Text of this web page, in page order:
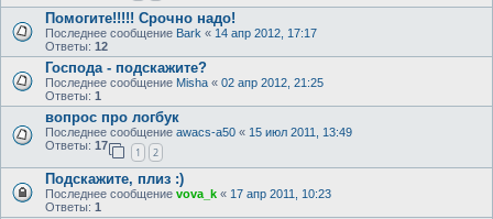
Помогите!!!!! Срочно надо!
Последнее сообщение Bark « 14 апр 2012, 17:17
Ответы: 12
Господа - подскажите?
Последнее сообщение Misha « 02 апр 2012, 21:25
Ответы: 1
вопрос про логбук
Последнее сообщение awacs-a50 « 15 июл 2011, 13:49
Ответы: 17
1 2
Подскажите, плиз :)
Последнее сообщение vova_k « 17 апр 2011, 10:23
Ответы: 1